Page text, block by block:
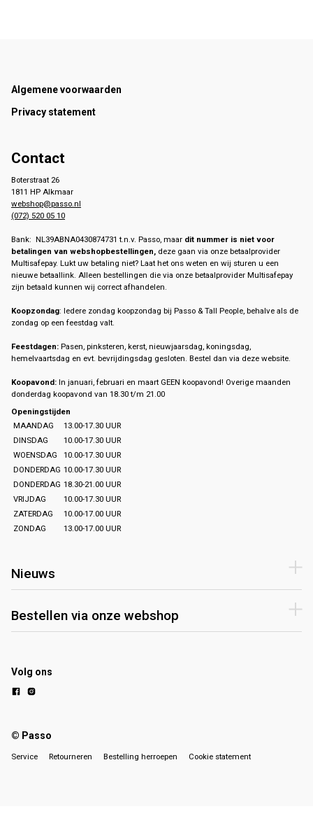
Footer
Algemene voorwaarden
Privacy statement
Contact
Boterstraat 26
1811 HP Alkmaar
webshop@passo.nl
(072) 520 05 10
Bank: NL39ABNA0430874731 t.n.v. Passo, maar dit nummer is niet voor
betalingen van webshopbestellingen, deze gaan via onze betaalprovider
Multisafepay. Lukt uw betaling niet? Laat het ons weten en wij sturen u een
nieuwe betaallink. Alleen bestellingen die via onze betaalprovider Multisafepay
zijn betaald kunnen wij correct afhandelen.
Koopzondag: Iedere zondag koopzondag bij Passo & Tall People, behalve als de
zondag op een feestdag valt.
Feestdagen: Pasen, pinksteren, kerst, nieuwjaarsdag, koningsdag,
hemelvaartsdag en evt. bevrijdingsdag gesloten. Bestel dan via deze website.
Koopavond: In januari, februari en maart GEEN koopavond! Overige maanden
donderdag koopavond van 18.30 t/m 21.00
Openingstijden
MAANDAG
13.00-17.30 UUR
DINSDAG
10.00-17.30 UUR
WOENSDAG
10.00-17.30 UUR
DONDERDAG 10.00-17.30 UUR
DONDERDAG 18.30-21.00 UUR
VRIJDAG
10.00-17.30 UUR
ZATERDAG
10.00-17.00 UUR
ZONDAG
13.00-17.00 UUR
Nieuws
Bestellen via onze webshop
Volg ons
© Passo
Service Retourneren Bestelling herroepen Cookie statement